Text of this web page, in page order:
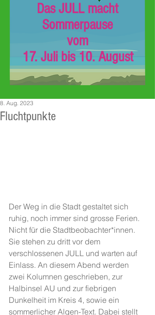
Das JULL macht
Sommerpause
vom
17. Juli bis 10. August
Fluchtpunkte
8. Aug. 2023
Der Weg in die Stadt gestaltet sich
ruhig, noch immer sind grosse Ferien.
Nicht für die Stadtbeobachter*innen.
Sie stehen zu dritt vor dem
verschlossenen JULL und warten auf
Einlass. An diesem Abend werden
zwei Kolumnen geschrieben, zur
Halbinsel AU und zur fiebrigen
Dunkelheit im Kreis 4, sowie ein
sommerlicher Algen-Text. Dabei stellt